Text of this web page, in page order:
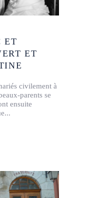
ET
ET
civilement à
parents se
ensuite